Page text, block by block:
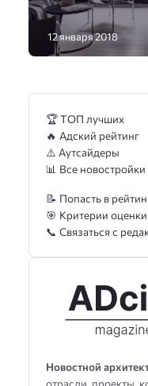
12 января 2018
Новостной
отрасли, проекты,
🏆 ТОП лучших
🔥 Адский рейтинг
⚠️ Аутсайдеры
📊 Все новостройки
📝 Попасть в
🎯 Критерии оценки
📞 Связаться с